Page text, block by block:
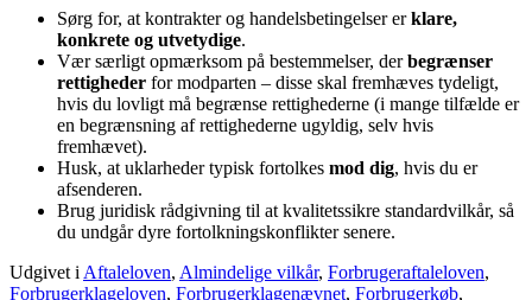
Sørg for, at kontrakter og handelsbetingelser erklare,
konkrete og utvetydige.
Vær særligt opmærksom på bestemmelser, derbegrænser
rettigheder for modparten – disse skal fremhæves tydeligt,
hvis du lovligt må begrænse rettighederne (i mange tilfælde er
en begrænsning af rettighederne ugyldig, selv hvis
fremhævet).
Husk, at uklarheder typisk fortolkes mod dig, hvis du er
afsenderen.
Brug juridisk rådgivning til at kvalitetssikre standardvilkår, så
du undgår dyre fortolkningskonflikter senere.
Udgivet i Aftaleloven, Almindelige vilkår, Forbrugeraftaleloven,
Forbrugerklageloven, Forbrugerklagenævnet, Forbrugerkøb,